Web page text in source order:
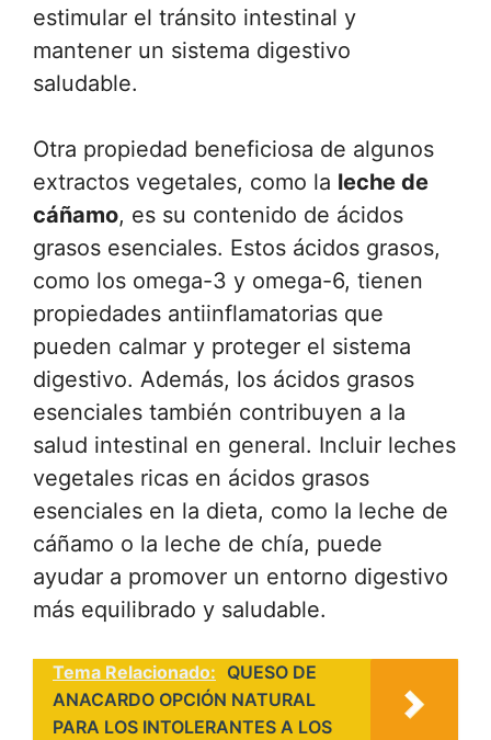
estimular el tránsito intestinal y
mantener un sistema digestivo
saludable.
Otra propiedad beneficiosa de algunos
extractos vegetales, como la leche de
cáñamo, es su contenido de ácidos
grasos esenciales. Estos ácidos grasos,
como los omega-3 y omega-6, tienen
propiedades antiinflamatorias que
pueden calmar y proteger el sistema
digestivo. Además, los ácidos grasos
esenciales también contribuyen a la
salud intestinal en general. Incluir leches
vegetales ricas en ácidos grasos
esenciales en la dieta, como la leche de
cáñamo o la leche de chía, puede
ayudar a promover un entorno digestivo
más equilibrado y saludable.
Tema Relacionado: QUESO DE
ANACARDO OPCIÓN NATURAL
PARA LOS INTOLERANTES A LOS